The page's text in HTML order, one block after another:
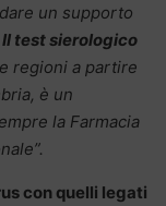
un supporto
Il test sierologico
regioni a partire
è un
la Farmacia
con quelli legati